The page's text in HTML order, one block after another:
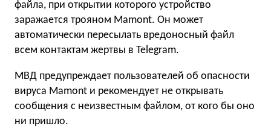
файла, при открытии которого устройство
заражается трояном Mamont. Он может
автоматически пересылать вредоносный файл
всем контактам жертвы в Telegram.
МВД предупреждает пользователей об опасности
вируса Mamont и рекомендует не открывать
сообщения с неизвестным файлом, от кого бы оно
ни пришло.